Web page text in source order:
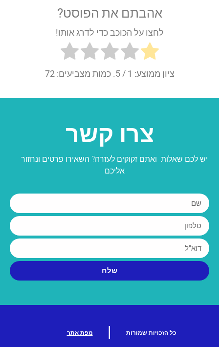
אהבתם את הפוסט?
לחצו על הכוכב כדי לדרג אותו!
ציון ממוצע: 1 / 5. כמות מצביעים: 72
צרו קשר
יש לכם שאלות ואתם זקוקים לעזרה? השאירו פרטים ונחזור
אליכם
שלח
כל הזכויות שמורות | מפת אתר